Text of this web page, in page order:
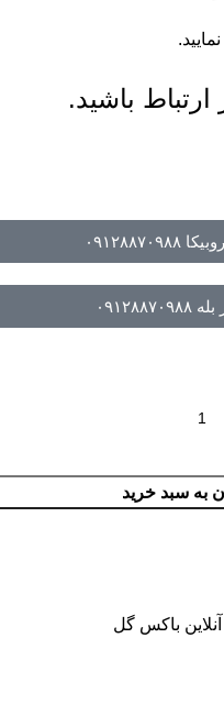
باشید.
به سبد خرید
باکس گل